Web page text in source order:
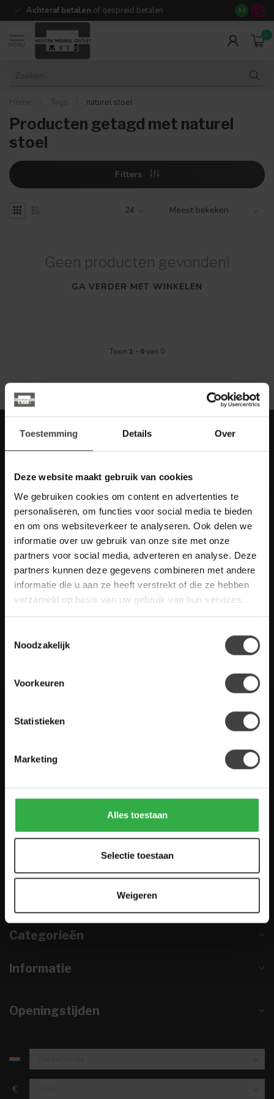
Toestemming Details Over
Deze website maakt gebruik van cookies
We gebruiken cookies om content en advertenties te
personaliseren, om functies voor social media te bieden
en om ons websiteverkeer te analyseren. Ook delen we
informatie over uw gebruik van onze site met onze
partners voor social media, adverteren en analyse. Deze
partners kunnen deze gegevens combineren met andere
informatie die u aan ze heeft verstrekt of die ze hebben
verzameld op basis van uw gebruik van hun services.
Noodzakelijk
Voorkeuren
Statistieken
Marketing
Alles toestaan
Selectie toestaan
Weigeren
Achteraf betalen of gespreid betalen 14 dagen
9.3
MENU
0
Home Tags naturel stoel
Producten getagd met naturel
stoel
Filters
Geen producten gevonden!
GA VERDER MET WINKELEN
Toon 1 - 0van 0
Meer informatie
Heb je vragen over onze artikelen of jouw aankoop? Bekijk dan
de klantenservice pagina. Daar staan antwoorden op veel
gestelde vragen. Staat jouw vraag er niet tussen? Dan staat er
ook vermeld hoe je contact met ons kunt opnemen.
Klantenservice
Meld je aan voor onze nieuwbrief met
scherpe acties
Houten Meubel Outlet
info@houtenmeubeloutlet.nl
NL857253633B01
Categorieën
Informatie
Openingstijden
€